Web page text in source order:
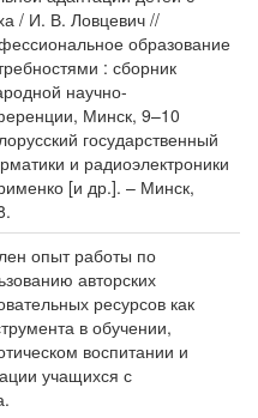
/ И. В. Ловцевич //
образование
: сборник
научно-
Минск, 9–10
государственный
и радиоэлектроники
[и др.]. – Минск,
опыт работы по
авторских
ресурсов как
в обучении,
воспитании и
учащихся с